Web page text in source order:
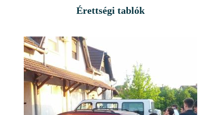
Érettségi tablók